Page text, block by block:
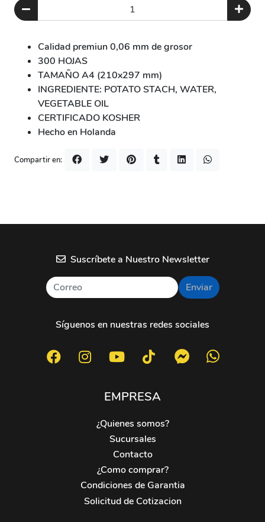
Calidad premiun 0,06 mm de grosor
300 HOJAS
TAMAÑO A4 (210x297 mm)
INGREDIENTE: POTATO STACH, WATER,
VEGETABLE OIL
CERTIFICADO KOSHER
Hecho en Holanda
Compartir en:
Suscríbete a Nuestro Newsletter
Enviar
Síguenos en nuestras redes sociales
EMPRESA
¿Quienes somos?
Sucursales
Contacto
¿Como comprar?
Condiciones de Garantia
Solicitud de Cotizacion